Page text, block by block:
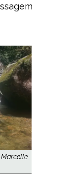
Marcelle